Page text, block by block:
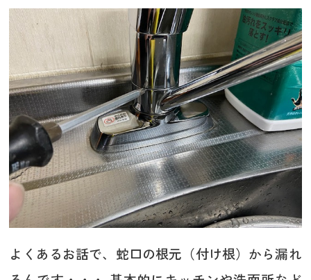
よくあるお話で、蛇口の根元（付け根）から漏れ